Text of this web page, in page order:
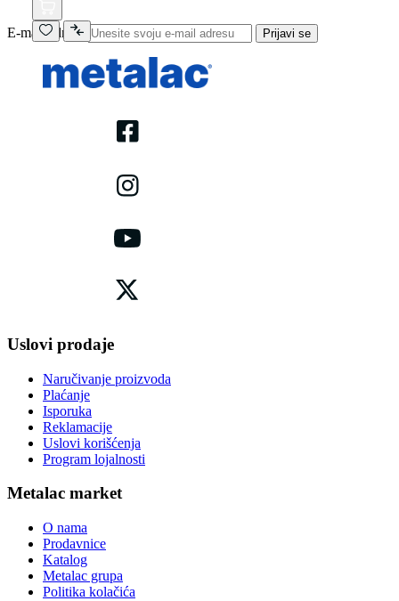
E-mail adresa Prijavi se
Uslovi prodaje
Naručivanje proizvoda
Plaćanje
Isporuka
Reklamacije
Uslovi korišćenja
Program lojalnosti
Metalac market
O nama
Prodavnice
Katalog
Metalac grupa
Politika kolačića